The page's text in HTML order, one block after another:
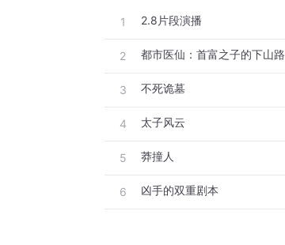
1 2.8片段演播
2 都市医仙：首富之子的下山路
3 不死诡墓
4 太子风云
5 莽撞人
6 凶手的双重剧本